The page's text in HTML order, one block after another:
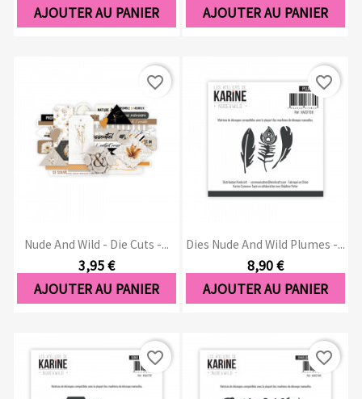
AJOUTER AU PANIER
AJOUTER AU PANIER
Nude And Wild - Die Cuts -...
3,95 €
AJOUTER AU PANIER
favorite_border
Dies Nude And Wild Plumes -...
8,90 €
AJOUTER AU PANIER
favorite_border
favorite_border favorite_border